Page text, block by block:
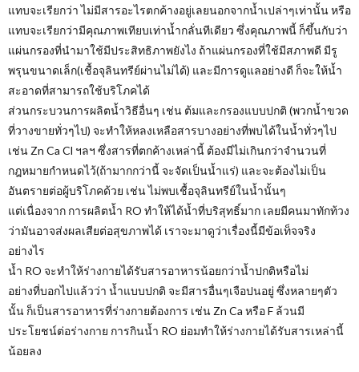
แทบจะเรียกว่า ไม่มีสารอะไรตกค้างอยู่เลยนอกจากน้ำเปล่าๆเท่านั้น หรือ
แทบจะเรียกว่ามีคุณภาพเทียบเท่าน้ำกลั่นทีเดียว ซึ่งคุณภาพนี้ ก็ขึ้นกับว่า
แผ่นกรองที่นำมาใช้มีประสิทธิภาพยังไง ถ้าแผ่นกรองที่ใช้มีสภาพดี มีรู
พรุนขนาดเล็ก(เชื้อจุลินทรีย์ผ่านไม่ได้) และมีการดูแลอย่างดี ก็จะให้น้ำ
สะอาดที่สามารถใช้บริโภคได้
ส่วนกระบวนการผลิตน้ำวิธีอื่นๆ เช่น ต้มและกรองแบบปกติ (พวกน้ำขวด
ที่วางขายทั่วๆไป) จะทำให้หลงเหลือสารบางอย่างที่พบได้ในน้ำทั่วๆไป
เช่น Zn Ca Cl ฯลฯ ซึ่งสารที่ตกค้างเหล่านี้ ต้องมีไม่เกินกว่าจำนวนที่
กฎหมายกำหนดไว้(ถ้ามากกว่านี้ จะจัดเป็นน้ำแร่) และจะต้องไม่เป็น
อันตรายต่อผู้บริโภคด้วย เช่น ไม่พบเชื้อจุลินทรีย์ในน้ำนั้นๆ
แต่เนื่องจาก การผลิตน้ำ RO ทำให้ได้น้ำที่บริสุทธิ์มาก เลยมีคนมาทักท้วง
ว่ามันอาจส่งผลเสียต่อสุขภาพได้ เราจะมาดูว่าเรื่องนี้มีข้อเท็จจริง
อย่างไร
น้ำ RO จะทำให้ร่างกายได้รับสารอาหารน้อยกว่าน้ำปกติหรือไม่
อย่างที่บอกไปแล้วว่า น้ำแบบปกติ จะมีสารอื่นๆเจือปนอยู่ ซึ่งหลายๆตัว
นั้น ก็เป็นสารอาหารที่ร่างกายต้องการ เช่น Zn Ca หรือ F ล้วนมี
ประโยชน์ต่อร่างกาย การกินน้ำ RO ย่อมทำให้ร่างกายได้รับสารเหล่านี้
น้อยลง